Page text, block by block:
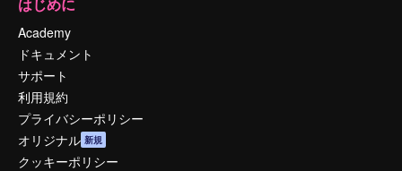
Academy
ドキュメント
サポート
利用規約
プライバシーポリシー
オリジナル 新規
クッキーポリシー